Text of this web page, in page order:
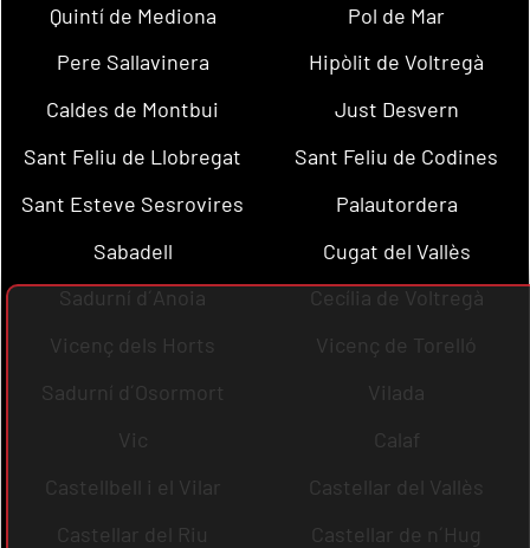
Quintí de Mediona
Pol de Mar
Pere Sallavinera
Hipòlit de Voltregà
Caldes de Montbui
Just Desvern
Sant Feliu de Llobregat
Sant Feliu de Codines
Sant Esteve Sesrovires
Palautordera
Sabadell
Cugat del Vallès
Sadurní d´Anoia
Cecília de Voltregà
Vicenç dels Horts
Vicenç de Torelló
Sadurní d´Osormort
Vilada
Vic
Calaf
Castellbell i el Vilar
Castellar del Vallès
Castellar del Riu
Castellar de n´Hug